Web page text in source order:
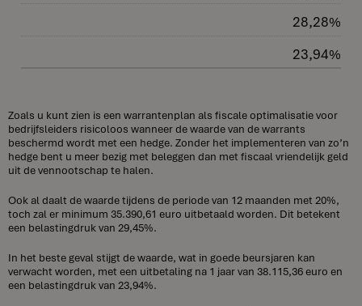
28,28%
23,94%
Zoals u kunt zien is een warrantenplan als fiscale optimalisatie voor
bedrijfsleiders risicoloos wanneer de waarde van de warrants
beschermd wordt met een hedge. Zonder het implementeren van zo’n
hedge bent u meer bezig met beleggen dan met fiscaal vriendelijk geld
uit de vennootschap te halen.
Ook al daalt de waarde tijdens de periode van 12 maanden met 20%,
toch zal er minimum 35.390,61 euro uitbetaald worden. Dit betekent
een belastingdruk van 29,45%.
In het beste geval stijgt de waarde, wat in goede beursjaren kan
verwacht worden, met een uitbetaling na 1 jaar van 38.115,36 euro en
een belastingdruk van 23,94%.